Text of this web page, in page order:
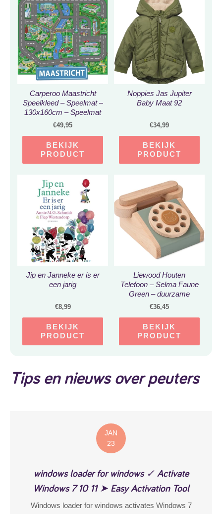
Carperoo Maastricht
Speelkleed – Speelmat –
130x160cm – Speelmat
Baby – Speeltapijt –
Autokleed – Speelkleed
Meisjes – Verkeerskleed
€49,95
BEKIJK
PRODUCT
Noppies Jas Jupiter
Baby Maat 92
€34,99
BEKIJK
PRODUCT
Jip en Janneke er is er
een jarig
€8,99
BEKIJK
PRODUCT
Liewood Houten
Telefoon – Selma Faune
Green – duurzame
speelgoed telefoon
€36,45
BEKIJK
PRODUCT
Tips en nieuws over peuters
JAN
23
windows loader for windows ✓ Activate
Windows 7 10 11 ➤ Easy Activation Tool
Windows loader for windows activates Windows 7